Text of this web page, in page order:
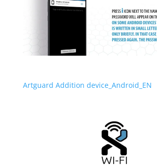
Artguard Addition device_Android_EN